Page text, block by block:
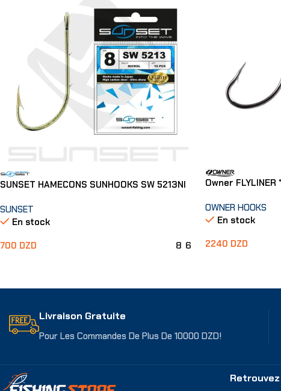
SUNSET HAMECONS SUNHOOKS SW 5213NI
SUNSET
En stock
700 DZD 8 6
Owner FLYLINER
OWNER HOOKS
En stock
2240 DZD
Livraison Gratuite
Pour Les Commandes De Plus De 10000 DZD!